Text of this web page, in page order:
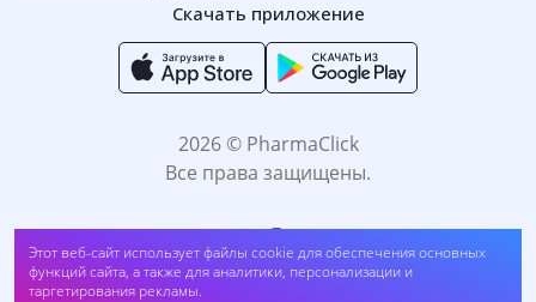
Этот веб-сайт использует файлы cookie для обеспечения основных
функций сайта, а также для аналитики, персонализации и
таргетирования рекламы.
Скачать приложение
2026 © PharmaClick
Все права защищены.